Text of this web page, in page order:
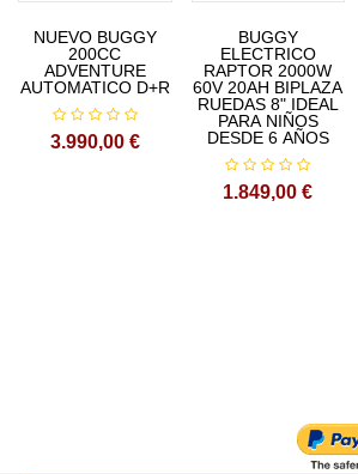
Trasimision: automatica por cadenna
Medida de rueda: 4.10-6
Frenos (delantero/trasero): disco mecanico
Dimensiones paquete: 1080 x 630 x 580mm
NUEVO BUGGY
200CC
ADVENTURE
AUTOMATICO D+R
3.990,00 €
BUGGY
ELECTRICO
RAPTOR 2000W
60V 20AH BIPLAZA
RUEDAS 8" IDEAL
PARA NIÑOS
DESDE 6 AÑOS
1.849,00 €